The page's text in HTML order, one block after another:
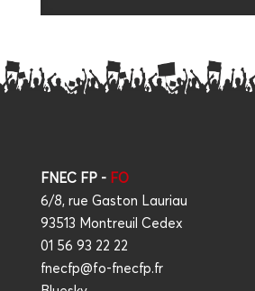
FNEC FP -FO
6/8, rue Gaston Lauriau
93513 Montreuil Cedex
01 56 93 22 22
fnecfp@fo-fnecfp.fr